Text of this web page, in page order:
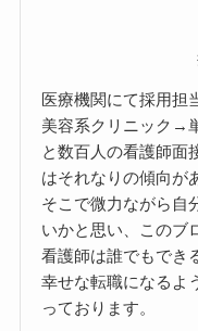
医療機関にて採用担
美容系クリニック→
と数百人の看護師面
はそれなりの傾向が
そこで微力ながら自
いかと思い、このブ
看護師は誰でもでき
幸せな転職になるよ
っております。